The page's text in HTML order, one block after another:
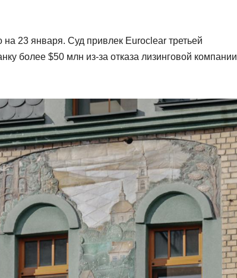
23 января. Суд привлек Euroclear третьей
более $50 млн из-за отказа лизинговой компании